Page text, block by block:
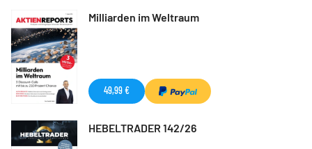
Milliarden im Weltraum
49,99 €
HEBELTRADER 142/26